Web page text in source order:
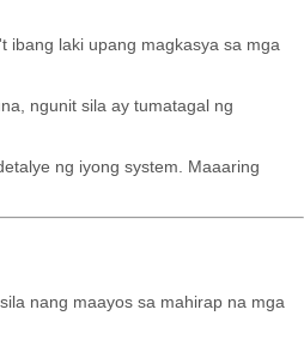
ibang laki upang magkasya sa mga
ngunit sila ay tumatagal ng
ng iyong system. Maaaring
nang maayos sa mahirap na mga